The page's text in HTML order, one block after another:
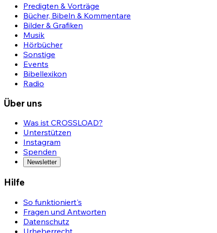
Predigten & Vorträge
Bücher, Bibeln & Kommentare
Bilder & Grafiken
Musik
Hörbücher
Sonstige
Events
Bibellexikon
Radio
Über uns
Was ist CROSSLOAD?
Unterstützen
Instagram
Spenden
Newsletter
Hilfe
So funktioniert's
Fragen und Antworten
Datenschutz
Urheberrecht